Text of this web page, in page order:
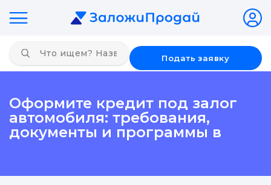
Подать заявку
Оформите кредит под залог
автомобиля: требования,
документы и программы в